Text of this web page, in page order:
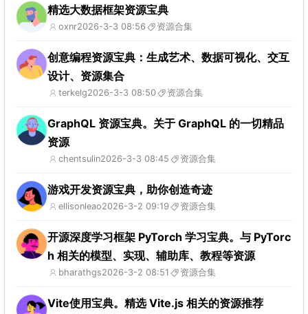
精选大数据框架资源宝典
oxnr2026-3-3 08:56 资源合集
创意编程资源宝典：生成艺术、数据可视化、交互
设计、资源集合
terkelg2026-3-3 08:50 资源合集
GraphQL 资源宝典。关于 GraphQL 的一切精品
资源
chentsulin2026-3-3 08:45 资源合集
游戏开发资源宝典，助你创造奇迹
ellisonleao2026-3-2 09:19 资源合集
开源深度学习框架 PyTorch 学习宝典。与 PyTorc
h 相关的模型、实现、辅助库、教程等资源
bharathgs2026-3-2 08:51 资源合集
Vite使用宝典。精选 Vite.js 相关的资源推荐